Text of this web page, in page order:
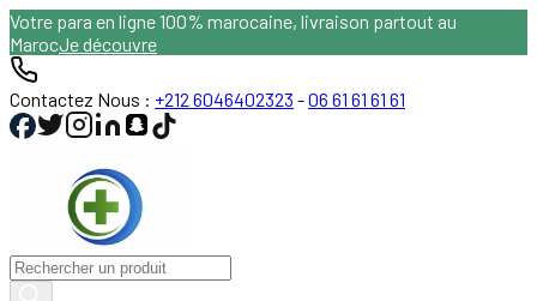
Votre para en ligne 100% marocaine, livraison partout au
MarocJe découvre
Contactez Nous : +212 6046402323 -06 61 61 61 61